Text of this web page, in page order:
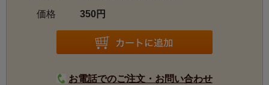
価格
350円
お電話でのご注文・お問い合わせ